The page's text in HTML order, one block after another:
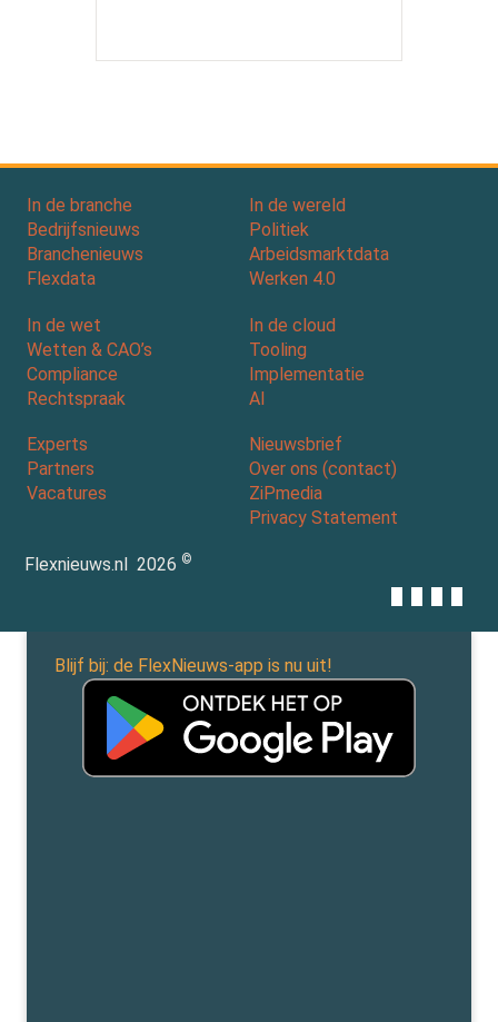
In de branche
Bedrijfsnieuws
Branchenieuws
Flexdata
In de wereld
Politiek
Arbeidsmarktdata
Werken 4.0
In de wet
Wetten & CAO’s
Compliance
Rechtspraak
In de cloud
Tooling
Implementatie
AI
Experts
Partners
Vacatures
Nieuwsbrief
Over ons (contact)
ZiPmedia
Privacy Statement
Flexnieuws.nl 2026 ©
Blijf bij: de FlexNieuws-app is nu uit!